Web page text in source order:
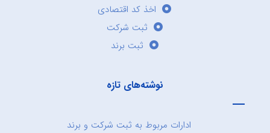
اخذ کد اقتصادی
ثبت شرکت
ثبت برند
نوشته‌های تازه
ادارات مربوط به ثبت شرکت و برند